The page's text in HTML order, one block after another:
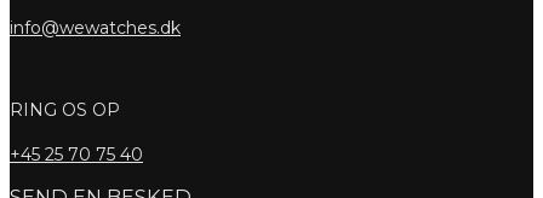
info@wewatches.dk
RING OS OP
+45 25 70 75 40